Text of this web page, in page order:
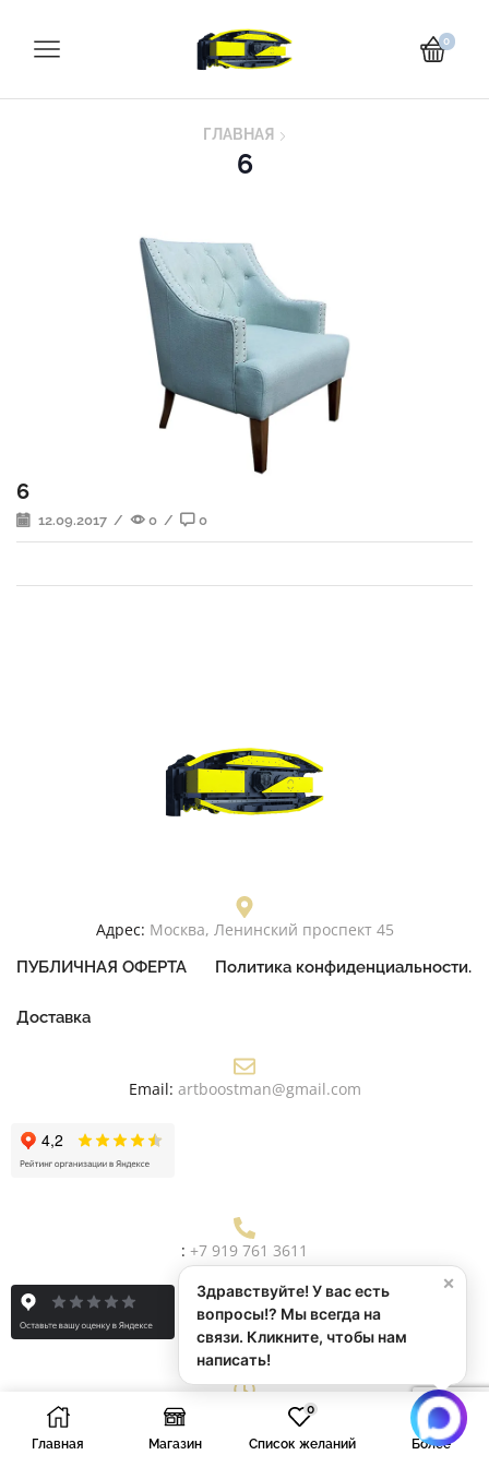
0
ГЛАВНАЯ
6
6
12.09.2017 / 0 / 0
Адрес: Москва, Ленинский проспект 45
ПУБЛИЧНАЯ ОФЕРТА Политика конфиденциальности.
Доставка
Email: artboostman@gmail.com
: +7 919 761 3611
Рабочее Время: Пн/Пт: 9:00 - 19:00
Главная Магазин
0
Список желаний Более
×
Здравствуйте! У вас есть
вопросы!? Мы всегда на
связи. Кликните, чтобы нам
написать!